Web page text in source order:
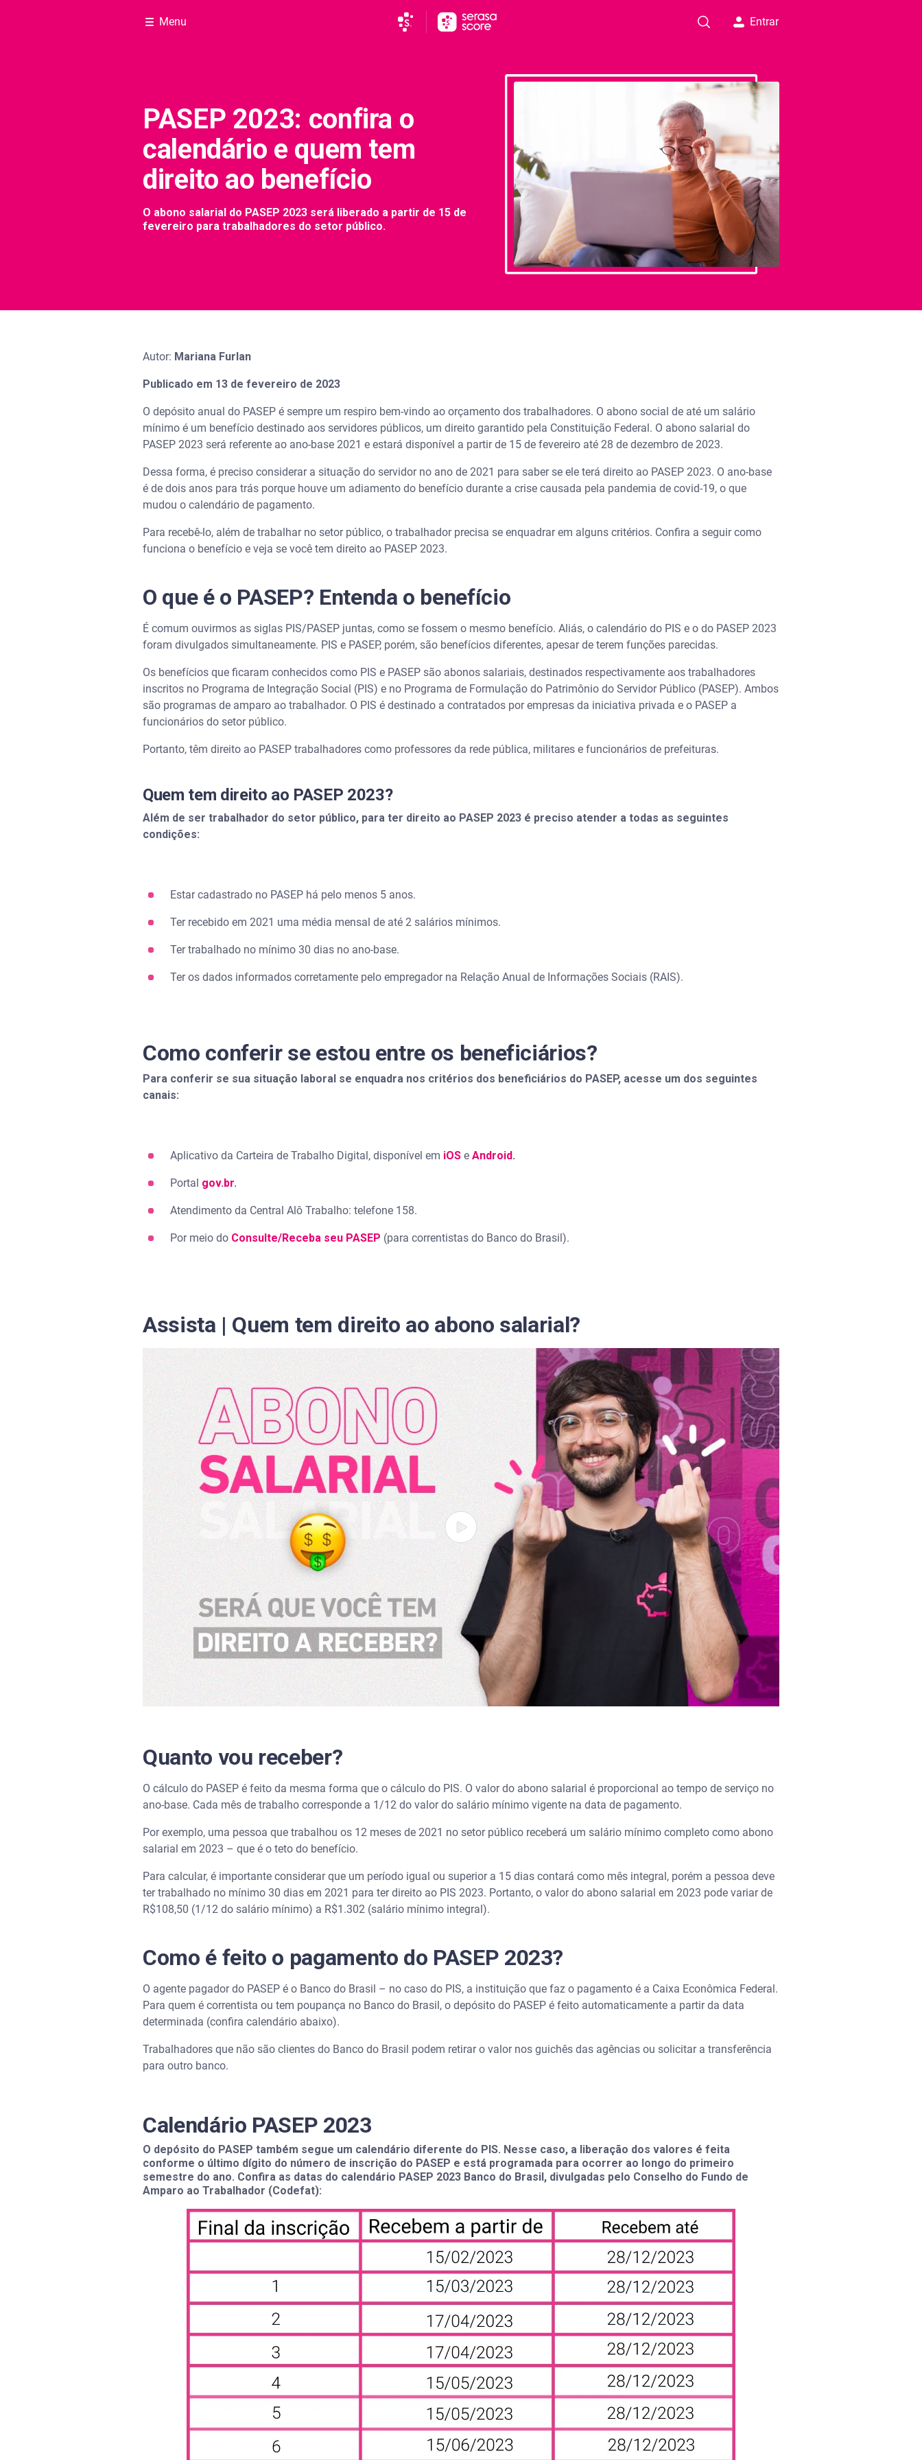
Menu Entrar
PASEP 2023: confira o
calendário e quem tem
direito ao benefício
O abono salarial do PASEP 2023 será liberado a partir de 15 de
fevereiro para trabalhadores do setor público.
Autor: Mariana Furlan
Publicado em 13 de fevereiro de 2023
O depósito anual do PASEP é sempre um respiro bem-vindo ao orçamento dos trabalhadores. O abono social de até um salário
mínimo é um benefício destinado aos servidores públicos, um direito garantido pela Constituição Federal. O abono salarial do
PASEP 2023 será referente ao ano-base 2021 e estará disponível a partir de 15 de fevereiro até 28 de dezembro de 2023.
Dessa forma, é preciso considerar a situação do servidor no ano de 2021 para saber se ele terá direito ao PASEP 2023. O ano-base
é de dois anos para trás porque houve um adiamento do benefício durante a crise causada pela pandemia de covid-19, o que
mudou o calendário de pagamento.
Para recebê-lo, além de trabalhar no setor público, o trabalhador precisa se enquadrar em alguns critérios. Confira a seguir como
funciona o benefício e veja se você tem direito ao PASEP 2023.
O que é o PASEP? Entenda o benefício
É comum ouvirmos as siglas PIS/PASEP juntas, como se fossem o mesmo benefício. Aliás, o calendário do PIS e o do PASEP 2023
foram divulgados simultaneamente. PIS e PASEP, porém, são benefícios diferentes, apesar de terem funções parecidas.
Os benefícios que ficaram conhecidos como PIS e PASEP são abonos salariais, destinados respectivamente aos trabalhadores
inscritos no Programa de Integração Social (PIS) e no Programa de Formulação do Patrimônio do Servidor Público (PASEP). Ambos
são programas de amparo ao trabalhador. O PIS é destinado a contratados por empresas da iniciativa privada e o PASEP a
funcionários do setor público.
Portanto, têm direito ao PASEP trabalhadores como professores da rede pública, militares e funcionários de prefeituras.
Quem tem direito ao PASEP 2023?
Além de ser trabalhador do setor público, para ter direito ao PASEP 2023 é preciso atender a todas as seguintes
condições:
Estar cadastrado no PASEP há pelo menos 5 anos.
Ter recebido em 2021 uma média mensal de até 2 salários mínimos.
Ter trabalhado no mínimo 30 dias no ano-base.
Ter os dados informados corretamente pelo empregador na Relação Anual de Informações Sociais (RAIS).
Como conferir se estou entre os beneficiários?
Para conferir se sua situação laboral se enquadra nos critérios dos beneficiários do PASEP, acesse um dos seguintes
canais:
Aplicativo da Carteira de Trabalho Digital, disponível em iOS e Android.
Portal gov.br.
Atendimento da Central Alô Trabalho: telefone 158.
Por meio do Consulte/Receba seu PASEP (para correntistas do Banco do Brasil).
Assista | Quem tem direito ao abono salarial?
Quanto vou receber?
O cálculo do PASEP é feito da mesma forma que o cálculo do PIS. O valor do abono salarial é proporcional ao tempo de serviço no
ano-base. Cada mês de trabalho corresponde a 1/12 do valor do salário mínimo vigente na data de pagamento.
Por exemplo, uma pessoa que trabalhou os 12 meses de 2021 no setor público receberá um salário mínimo completo como abono
salarial em 2023 – que é o teto do benefício.
Para calcular, é importante considerar que um período igual ou superior a 15 dias contará como mês integral, porém a pessoa deve
ter trabalhado no mínimo 30 dias em 2021 para ter direito ao PIS 2023. Portanto, o valor do abono salarial em 2023 pode variar de
R$108,50 (1/12 do salário mínimo) a R$1.302 (salário mínimo integral).
Como é feito o pagamento do PASEP 2023?
O agente pagador do PASEP é o Banco do Brasil – no caso do PIS, a instituição que faz o pagamento é a Caixa Econômica Federal.
Para quem é correntista ou tem poupança no Banco do Brasil, o depósito do PASEP é feito automaticamente a partir da data
determinada (confira calendário abaixo).
Trabalhadores que não são clientes do Banco do Brasil podem retirar o valor nos guichês das agências ou solicitar a transferência
para outro banco.
Calendário PASEP 2023
O depósito do PASEP também segue um calendário diferente do PIS. Nesse caso, a liberação dos valores é feita
conforme o último dígito do número de inscrição do PASEP e está programada para ocorrer ao longo do primeiro
semestre do ano. Confira as datas do calendário PASEP 2023 Banco do Brasil, divulgadas pelo Conselho do Fundo de
Amparo ao Trabalhador (Codefat):